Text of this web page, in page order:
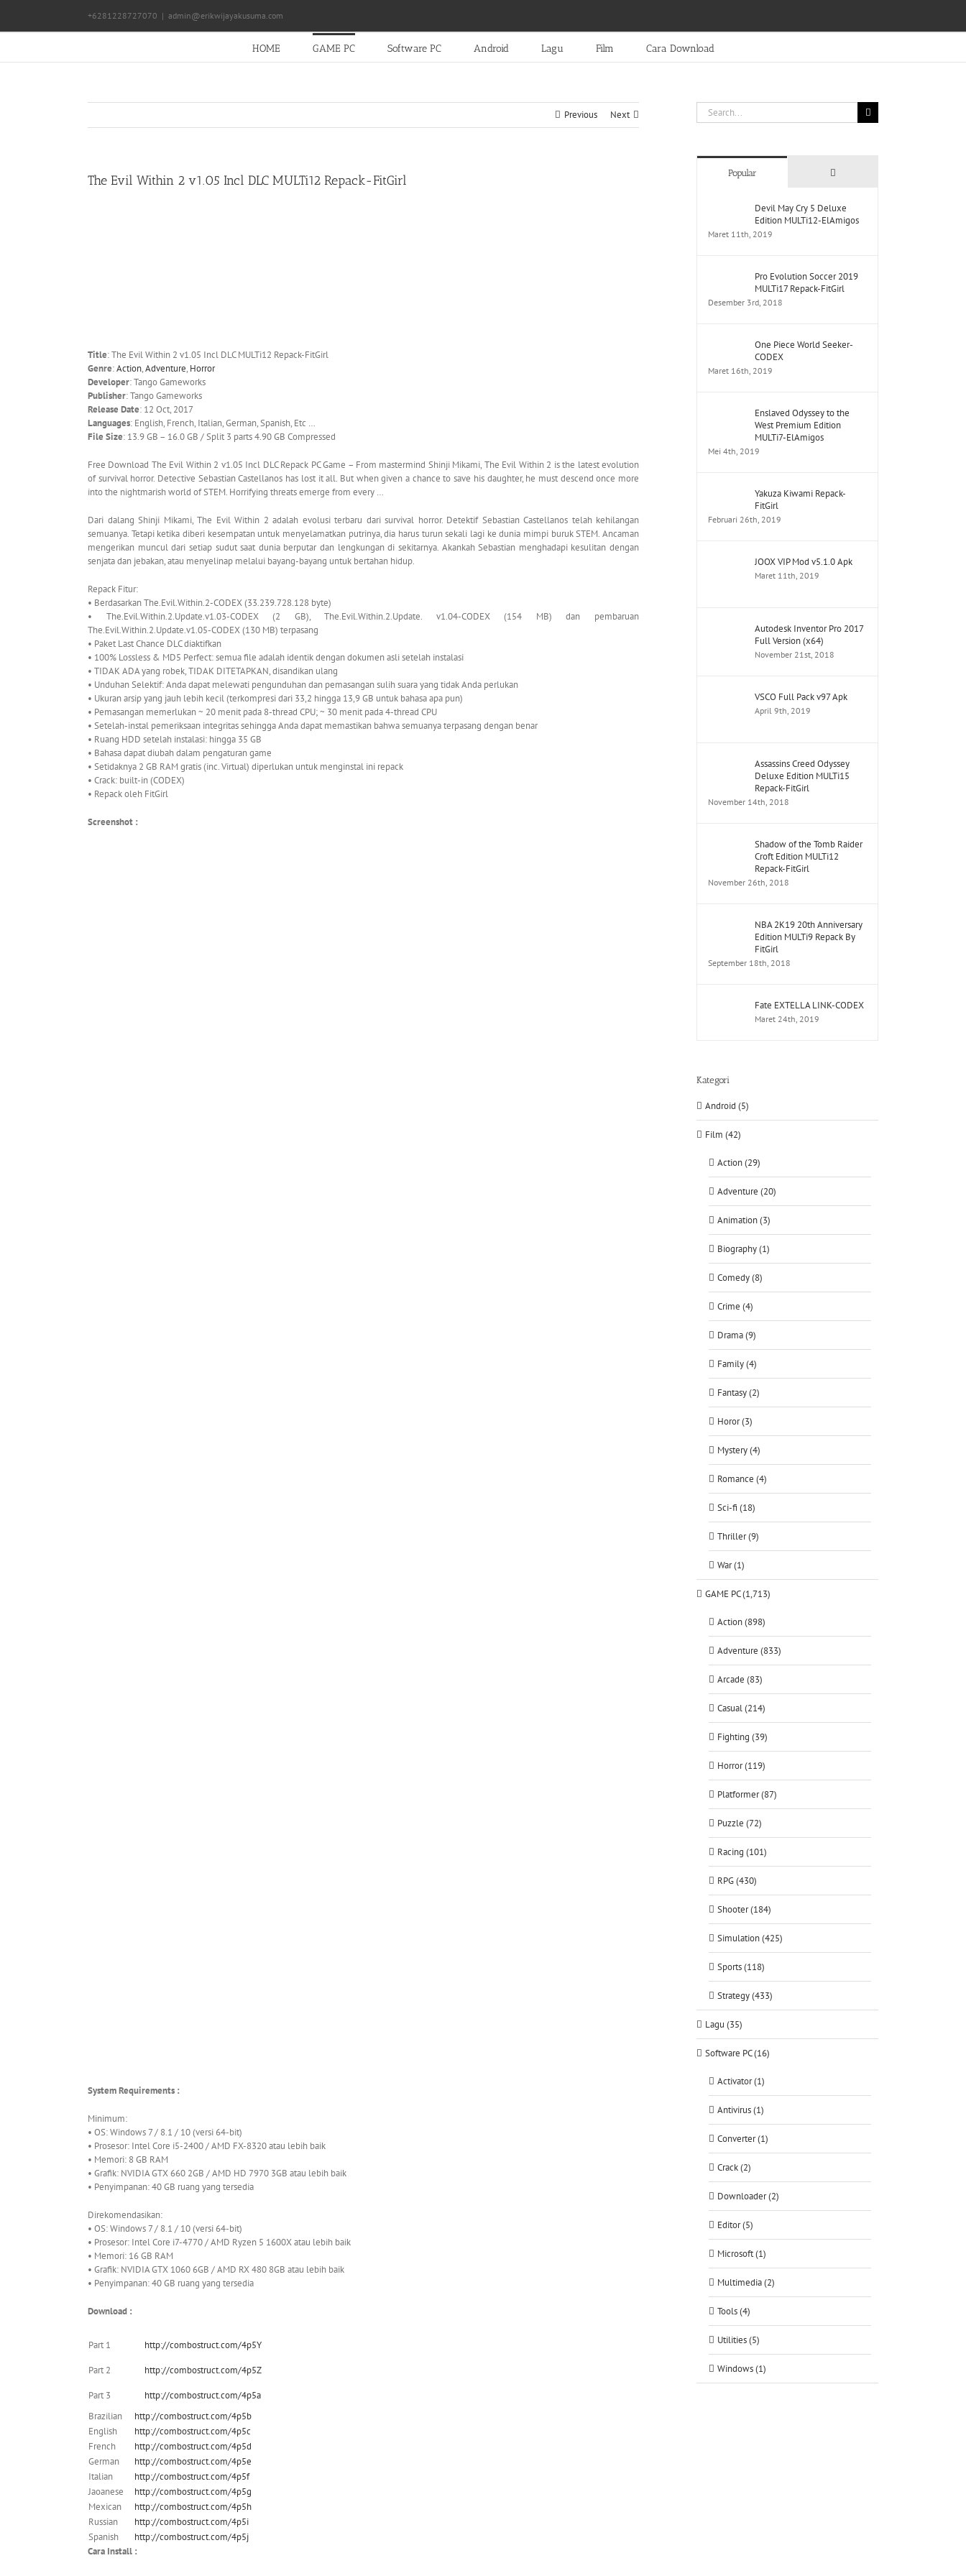
content
+6281228727070 | admin@erikwijayakusuma.com
HOME GAME PC Software PC Android Lagu Film Cara Download
Previous Next
The Evil Within 2 v1.05 Incl DLC MULTi12 Repack-FitGirl
Title: The Evil Within 2 v1.05 Incl DLC MULTi12 Repack-FitGirl
Genre:Action,Adventure, Horror
Developer: Tango Gameworks
Publisher: Tango Gameworks
Release Date: 12 Oct, 2017
Languages: English, French, Italian, German, Spanish, Etc …
File Size: 13.9 GB – 16.0 GB / Split 3 parts 4.90 GB Compressed
Free Download The Evil Within 2 v1.05 Incl DLC Repack PC Game – From mastermind Shinji Mikami, The Evil Within 2 is the latest evolution
of survival horror. Detective Sebastian Castellanos has lost it all. But when given a chance to save his daughter, he must descend once more
into the nightmarish world of STEM. Horrifying threats emerge from every …
Dari dalang Shinji Mikami, The Evil Within 2 adalah evolusi terbaru dari survival horror. Detektif Sebastian Castellanos telah kehilangan
semuanya. Tetapi ketika diberi kesempatan untuk menyelamatkan putrinya, dia harus turun sekali lagi ke dunia mimpi buruk STEM. Ancaman
mengerikan muncul dari setiap sudut saat dunia berputar dan lengkungan di sekitarnya. Akankah Sebastian menghadapi kesulitan dengan
senjata dan jebakan, atau menyelinap melalui bayang-bayang untuk bertahan hidup.
Repack Fitur:
• Berdasarkan The.Evil.Within.2-CODEX (33.239.728.128 byte)
• The.Evil.Within.2.Update.v1.03-CODEX (2 GB), The.Evil.Within.2.Update. v1.04-CODEX (154 MB) dan pembaruan
The.Evil.Within.2.Update.v1.05-CODEX (130 MB) terpasang
• Paket Last Chance DLC diaktifkan
• 100% Lossless & MD5 Perfect: semua file adalah identik dengan dokumen asli setelah instalasi
• TIDAK ADA yang robek, TIDAK DITETAPKAN, disandikan ulang
• Unduhan Selektif: Anda dapat melewati pengunduhan dan pemasangan sulih suara yang tidak Anda perlukan
• Ukuran arsip yang jauh lebih kecil (terkompresi dari 33,2 hingga 13,9 GB untuk bahasa apa pun)
• Pemasangan memerlukan ~ 20 menit pada 8-thread CPU; ~ 30 menit pada 4-thread CPU
• Setelah-instal pemeriksaan integritas sehingga Anda dapat memastikan bahwa semuanya terpasang dengan benar
• Ruang HDD setelah instalasi: hingga 35 GB
• Bahasa dapat diubah dalam pengaturan game
• Setidaknya 2 GB RAM gratis (inc. Virtual) diperlukan untuk menginstal ini repack
• Crack: built-in (CODEX)
• Repack oleh FitGirl
Screenshot :
System Requirements :
Minimum:
• OS: Windows 7 / 8.1 / 10 (versi 64-bit)
• Prosesor: Intel Core i5-2400 / AMD FX-8320 atau lebih baik
• Memori: 8 GB RAM
• Grafik: NVIDIA GTX 660 2GB / AMD HD 7970 3GB atau lebih baik
• Penyimpanan: 40 GB ruang yang tersedia
Direkomendasikan:
• OS: Windows 7 / 8.1 / 10 (versi 64-bit)
• Prosesor: Intel Core i7-4770 / AMD Ryzen 5 1600X atau lebih baik
• Memori: 16 GB RAM
• Grafik: NVIDIA GTX 1060 6GB / AMD RX 480 8GB atau lebih baik
• Penyimpanan: 40 GB ruang yang tersedia
Download :
Part 1 http://combostruct.com/4p5Y
Part 2 http://combostruct.com/4p5Z
Part 3
http://combostruct.com/4p5a
Brazilian
http://combostruct.com/4p5b
English
http://combostruct.com/4p5c
French
http://combostruct.com/4p5d
German
http://combostruct.com/4p5e
Italian
http://combostruct.com/4p5f
Jaoanese
http://combostruct.com/4p5g
Mexican
http://combostruct.com/4p5h
Russian
http://combostruct.com/4p5i
Spanish
http://combostruct.com/4p5j
Cara Install :
Search
for:
Popular Comments
Devil May Cry 5 Deluxe
Edition MULTi12-ElAmigos
Maret 11th, 2019
Pro Evolution Soccer 2019
MULTi17 Repack-FitGirl
Desember 3rd, 2018
One Piece World Seeker-
CODEX
Maret 16th, 2019
Enslaved Odyssey to the
West Premium Edition
MULTi7-ElAmigos
Mei 4th, 2019
Yakuza Kiwami Repack-
FitGirl
Februari 26th, 2019
JOOX VIP Mod v5.1.0 Apk
Maret 11th, 2019
Autodesk Inventor Pro 2017
Full Version (x64)
November 21st, 2018
VSCO Full Pack v97 Apk
April 9th, 2019
Assassins Creed Odyssey
Deluxe Edition MULTi15
Repack-FitGirl
November 14th, 2018
Shadow of the Tomb Raider
Croft Edition MULTi12
Repack-FitGirl
November 26th, 2018
NBA 2K19 20th Anniversary
Edition MULTi9 Repack By
FitGirl
September 18th, 2018
Fate EXTELLA LINK-CODEX
Maret 24th, 2019
Kategori
Android (5)
Film (42)
Action (29)
Adventure (20)
Animation (3)
Biography (1)
Comedy (8)
Crime (4)
Drama (9)
Family (4)
Fantasy (2)
Horor (3)
Mystery (4)
Romance (4)
Sci-fi (18)
Thriller (9)
War (1)
GAME PC (1,713)
Action (898)
Adventure (833)
Arcade (83)
Casual (214)
Fighting (39)
Horror (119)
Platformer (87)
Puzzle (72)
Racing (101)
RPG (430)
Shooter (184)
Simulation (425)
Sports (118)
Strategy (433)
Lagu (35)
Software PC (16)
Activator (1)
Antivirus (1)
Converter (1)
Crack (2)
Downloader (2)
Editor (5)
Microsoft (1)
Multimedia (2)
Tools (4)
Utilities (5)
Windows (1)